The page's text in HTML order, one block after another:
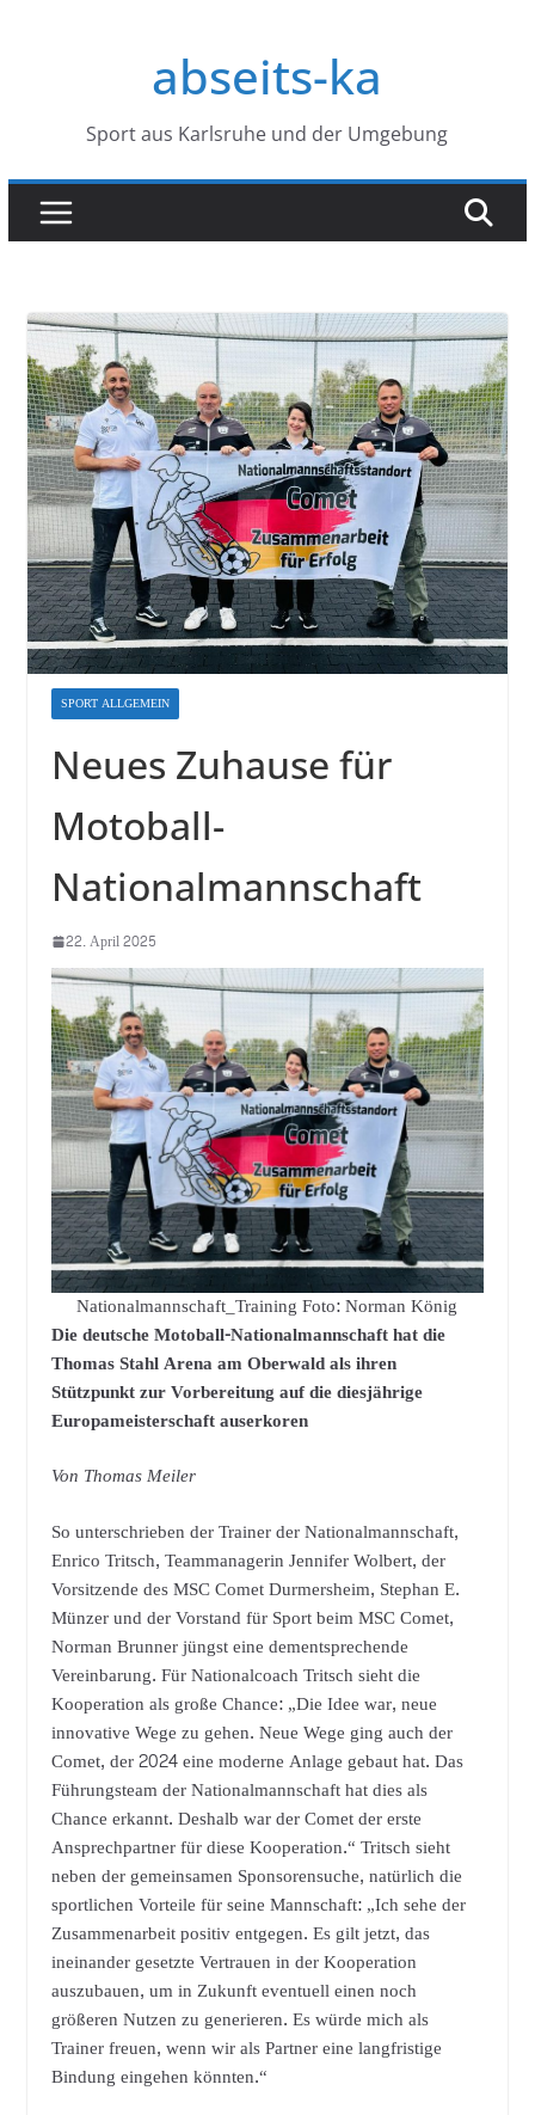
abseits-ka
Sport aus Karlsruhe und der Umgebung
SPORT ALLGEMEIN
Neues Zuhause für
Motoball-
Nationalmannschaft
22. April 2025
Nationalmannschaft_Training Foto: Norman König
Die deutsche Motoball-Nationalmannschaft hat die
Thomas Stahl Arena am Oberwald als ihren
Stützpunkt zur Vorbereitung auf die diesjährige
Europameisterschaft auserkoren
Von Thomas Meiler
So unterschrieben der Trainer der Nationalmannschaft,
Enrico Tritsch, Teammanagerin Jennifer Wolbert, der
Vorsitzende des MSC Comet Durmersheim, Stephan E.
Münzer und der Vorstand für Sport beim MSC Comet,
Norman Brunner jüngst eine dementsprechende
Vereinbarung. Für Nationalcoach Tritsch sieht die
Kooperation als große Chance: „Die Idee war, neue
innovative Wege zu gehen. Neue Wege ging auch der
Comet, der 2024 eine moderne Anlage gebaut hat. Das
Führungsteam der Nationalmannschaft hat dies als
Chance erkannt. Deshalb war der Comet der erste
Ansprechpartner für diese Kooperation.“ Tritsch sieht
neben der gemeinsamen Sponsorensuche, natürlich die
sportlichen Vorteile für seine Mannschaft: „Ich sehe der
Zusammenarbeit positiv entgegen. Es gilt jetzt, das
ineinander gesetzte Vertrauen in der Kooperation
auszubauen, um in Zukunft eventuell einen noch
größeren Nutzen zu generieren. Es würde mich als
Trainer freuen, wenn wir als Partner eine langfristige
Bindung eingehen könnten.“